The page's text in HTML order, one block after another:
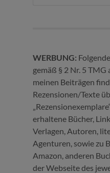
WERBUNG:
gemäß § 2 Nr. 5 TMG
meinen Beiträgen
Rezensionen/Texte
erhaltene Bücher,
Verlagen, Autoren,
Agenturen, sowie zu
Amazon, anderen
der Webseite des